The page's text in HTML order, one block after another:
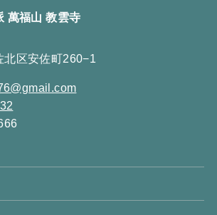
萬福山 教雲寺
北区安佐町260−1